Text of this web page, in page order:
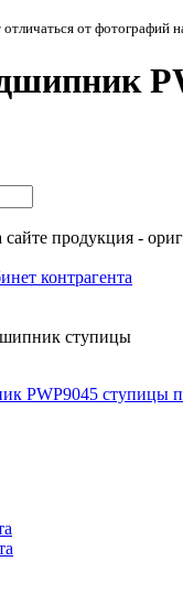
от фотографий
сайте продукция -
контрагента
ступицы
PWP9045 ступицы